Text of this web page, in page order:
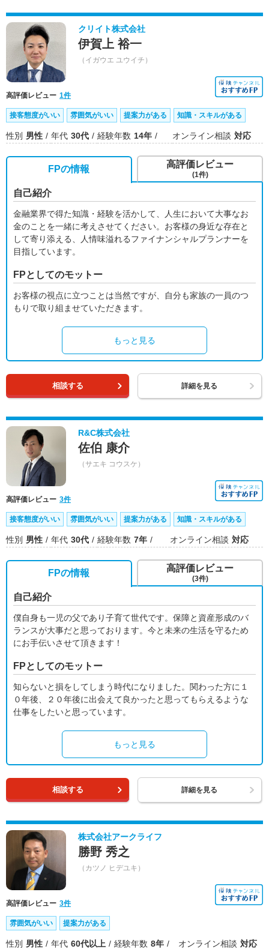
クリイト株式会社
伊賀上 裕一
（イガウエ ユウイチ）
高評価レビュー 1件
接客態度がいい 雰囲気がいい 提案力がある 知識・スキルがある
性別 男性 年代 30代 経験年数 14年 オンライン相談 対応
FPの情報
自己紹介
金融業界で得た知識・経験を活かして、人生において大事なお
金のことを一緒に考えさせてください。お客様の身近な存在と
して寄り添える、人情味溢れるファイナンシャルプランナーを
目指しています。
FPとしてのモットー
お客様の視点に立つことは当然ですが、自分も家族の一員のつ
もりで取り組ませていただきます。
もっと見る
高評価レビュー
(1件)
相談する 詳細を見る
R&C株式会社
佐伯 康介
（サエキ コウスケ）
高評価レビュー 3件
接客態度がいい 雰囲気がいい 提案力がある 知識・スキルがある
性別 男性 年代 30代 経験年数 7年 オンライン相談 対応
FPの情報
自己紹介
僕自身も一児の父であり子育て世代です。保障と資産形成のバ
ランスが大事だと思っております。今と未来の生活を守るため
にお手伝いさせて頂きます！
FPとしてのモットー
知らないと損をしてしまう時代になりました。関わった方に１
０年後、２０年後に出会えて良かったと思ってもらえるような
仕事をしたいと思っています。
もっと見る
高評価レビュー
(3件)
相談する 詳細を見る
株式会社アークライフ
勝野 秀之
（カツノ ヒデユキ）
高評価レビュー 3件
雰囲気がいい 提案力がある
性別 男性 年代 60代以上 経験年数 8年 オンライン相談 対応